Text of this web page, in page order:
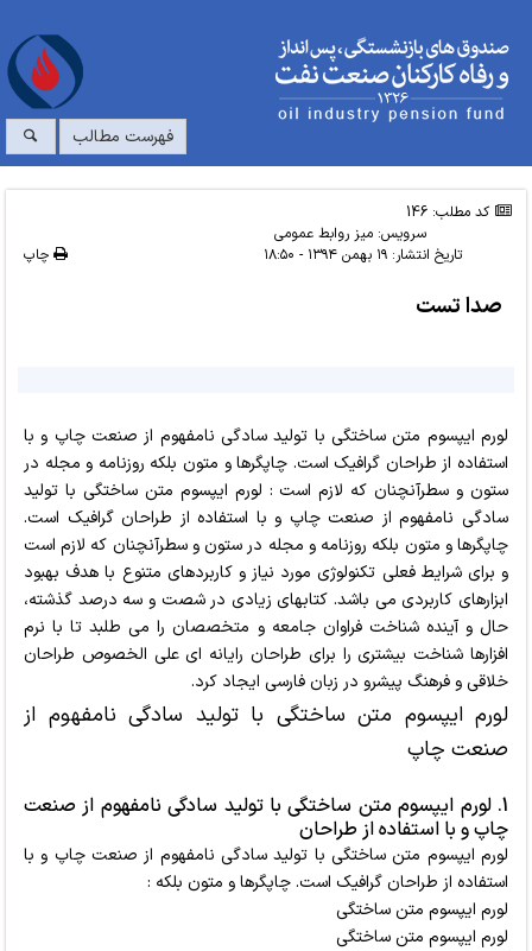
فهرست مطالب
کد مطلب: 146
سرویس: میز روابط عمومی
تاریخ انتشار:۱۹ بهمن ۱۳۹۴ - ۱۸:۵۰ چاپ
صدا تست
لورم ایپسوم متن ساختگی با تولید سادگی نامفهوم از صنعت چاپ و با
استفاده از طراحان گرافیک است. چاپگرها و متون بلکه روزنامه و مجله در
ستون و سطرآنچنان که لازم است : لورم ایپسوم متن ساختگی با تولید
سادگی نامفهوم از صنعت چاپ و با استفاده از طراحان گرافیک است.
چاپگرها و متون بلکه روزنامه و مجله در ستون و سطرآنچنان که لازم است
و برای شرایط فعلی تکنولوژی مورد نیاز و کاربردهای متنوع با هدف بهبود
ابزارهای کاربردی می باشد. کتابهای زیادی در شصت و سه درصد گذشته،
حال و آینده شناخت فراوان جامعه و متخصصان را می طلبد تا با نرم
افزارها شناخت بیشتری را برای طراحان رایانه ای علی الخصوص طراحان
خلاقی و فرهنگ پیشرو در زبان فارسی ایجاد کرد.
لورم ایپسوم متن ساختگی با تولید سادگی نامفهوم از
صنعت چاپ
1. لورم ایپسوم متن ساختگی با تولید سادگی نامفهوم از صنعت
چاپ و با استفاده از طراحان
لورم ایپسوم متن ساختگی با تولید سادگی نامفهوم از صنعت چاپ و با
استفاده از طراحان گرافیک است. چاپگرها و متون بلکه :
لورم ایپسوم متن ساختگی
لورم ایپسوم متن ساختگی